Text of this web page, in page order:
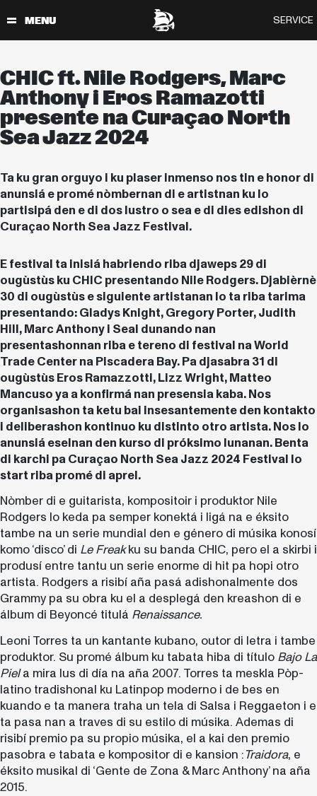
CHIC ft. Nile Rodgers, Marc
Anthony i Eros Ramazotti
presente na Curaçao North
Sea Jazz 2024
Ta ku gran orguyo i ku plaser inmenso nos tin e honor di
anunsiá e promé nòmbernan di e artistnan ku lo
partisipá den e di dos lustro o sea e di dies edishon di
Curaçao North Sea Jazz Festival.
E festival ta inisiá habriendo riba djaweps 29 di
ougùstùs ku CHIC presentando Nile Rodgers. Djabièrnè
30 di ougùstùs e siguiente artistanan lo ta riba tarima
presentando: Gladys Knight, Gregory Porter, Judith
Hill, Marc Anthony i Seal dunando nan
presentashonnan riba e tereno di festival na World
Trade Center na Piscadera Bay. Pa djasabra 31 di
ougùstùs Eros Ramazzotti, Lizz Wright, Matteo
Mancuso ya a konfirmá nan presensia kaba. Nos
organisashon ta ketu bai insesantemente den kontakto
i deliberashon kontinuo ku distinto otro artista. Nos lo
anunsiá eseinan den kurso di próksimo lunanan. Benta
di karchi pa Curaçao North Sea Jazz 2024 Festival lo
start riba promé di aprel.
Nòmber di e guitarista, kompositoir i produktor Nile
Rodgers lo keda pa semper konektá i ligá na e éksito
tambe na un serie mundial den e género di músika konosí
komo ‘disco’ di Le Freakku su banda CHIC, pero el a skirbi i
produsí entre tantu un serie enorme di hit pa hopi otro
artista. Rodgers a risibí aña pasá adishonalmente dos
Grammy pa su obra ku el a desplegá den kreashon di e
álbum di Beyoncé titulá Renaissance.
Leoni Torres ta un kantante kubano, outor di letra i tambe
produktor. Su promé álbum ku tabata hiba di título Bajo La
Piela mira lus di día na aña 2007. Torres ta meskla Pòp-
latino tradishonal ku Latinpop moderno i de bes en
kuando e ta manera traha un tela di Salsa i Reggaeton i e
ta pasa nan a traves di su estilo di músika. Ademas di
risibí premio pa su propio músika, el a kai den premio
pasobra e tabata e kompositor di e kansion :Traidora, e
éksito musikal di ‘Gente de Zona & Marc Anthony’ na aña
2015.